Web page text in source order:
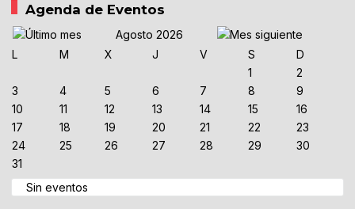
Agenda de Eventos
Agosto 2026
L
M X J V S
D
1
2
3
4 5 6 7 8
9
10
11 12 13 14 15
16
17
18 19 20 21 22
23
24
25 26 27 28 29
30
31
Sin eventos